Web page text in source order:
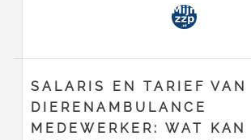
SALARIS EN TARIEF VAN
DIERENAMBULANCE
MEDEWERKER: WAT KAN